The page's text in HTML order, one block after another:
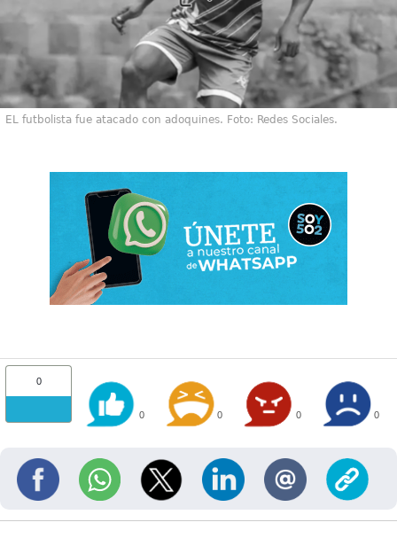
EL futbolista fue atacado con adoquines. Foto: Redes Sociales.
0
0 0 0 0